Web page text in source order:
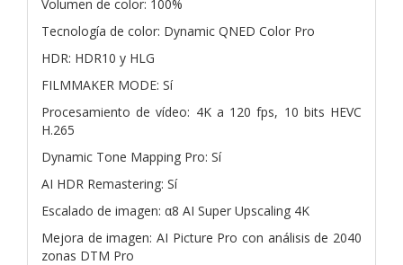
Volumen de color: 100%
Tecnología de color: Dynamic QNED Color Pro
HDR: HDR10 y HLG
FILMMAKER MODE: Sí
Procesamiento de vídeo: 4K a 120 fps, 10 bits HEVC
H.265
Dynamic Tone Mapping Pro: Sí
AI HDR Remastering: Sí
Escalado de imagen: α8 AI Super Upscaling 4K
Mejora de imagen: AI Picture Pro con análisis de 2040
zonas DTM Pro